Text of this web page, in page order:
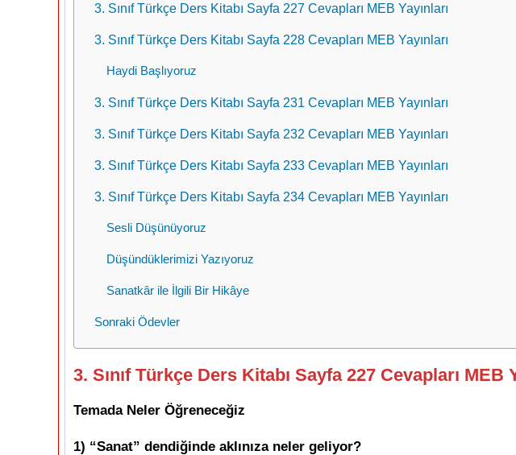
3. Sınıf Türkçe Ders Kitabı Sayfa 227 Cevapları MEB Yayınları
3. Sınıf Türkçe Ders Kitabı Sayfa 228 Cevapları MEB Yayınları
Haydi Başlıyoruz
3. Sınıf Türkçe Ders Kitabı Sayfa 231 Cevapları MEB Yayınları
3. Sınıf Türkçe Ders Kitabı Sayfa 232 Cevapları MEB Yayınları
3. Sınıf Türkçe Ders Kitabı Sayfa 233 Cevapları MEB Yayınları
3. Sınıf Türkçe Ders Kitabı Sayfa 234 Cevapları MEB Yayınları
Sesli Düşünüyoruz
Düşündüklerimizi Yazıyoruz
Sanatkâr ile İlgili Bir Hikâye
Sonraki Ödevler
3. Sınıf Türkçe Ders Kitabı Sayfa 227 Cevapları MEB
Temada Neler Öğreneceğiz
1) “Sanat” dendiğinde aklınıza neler geliyor?